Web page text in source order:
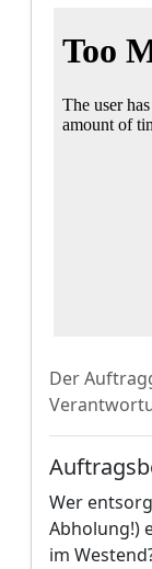
Der
Wer
Abholung!)
im